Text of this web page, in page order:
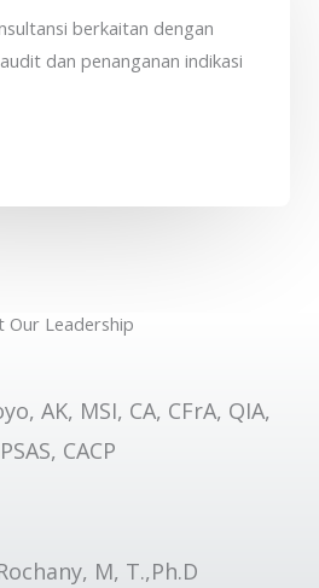
berkaitan dengan
dan penanganan indikasi
Our Leadership
AK, MSI, CA, CFrA, QIA,
CACP
M, T.,Ph.D